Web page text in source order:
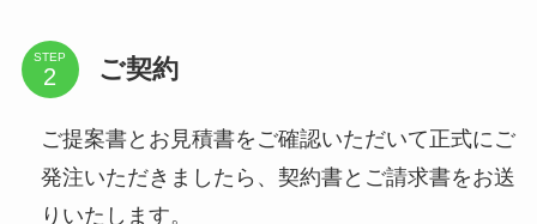
STEP ご契約
ご提案書とお見積書をご確認いただいて正式にご
発注いただきましたら、契約書とご請求書をお送
りいたします。